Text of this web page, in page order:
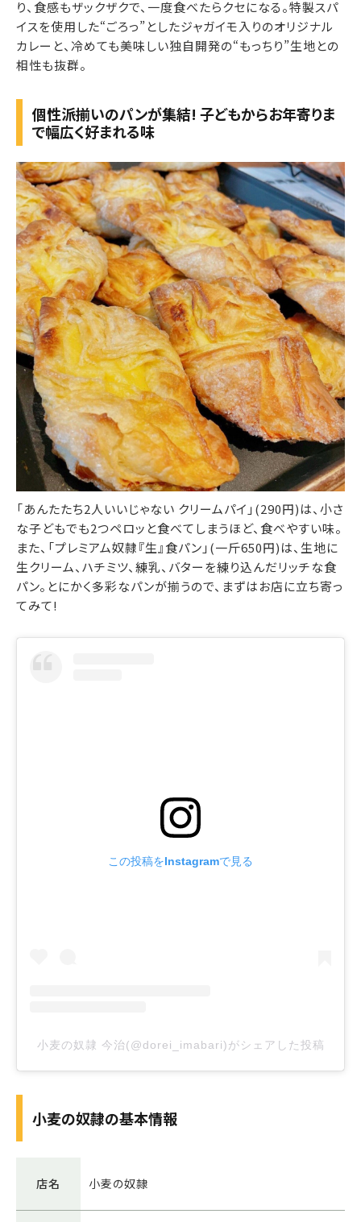
り、食感もザックザクで、一度食べたらクセになる。特製スパ
イスを使用した“ごろっ”としたジャガイモ入りのオリジナル
カレーと、冷めても美味しい独自開発の“もっちり”生地との
相性も抜群。
個性派揃いのパンが集結! 子どもからお年寄りま
で幅広く好まれる味
「あんたたち2人いいじゃない クリームパイ」(290円)は、小さ
な子どもでも2つペロッと食べてしまうほど、食べやすい味。
また、「プレミアム奴隷『生』食パン」(一斤650円)は、生地に
生クリーム、ハチミツ、練乳、バターを練り込んだリッチな食
パン。とにかく多彩なパンが揃うので、まずはお店に立ち寄っ
てみて!
この投稿をInstagramで見る
小麦の奴隷 今治(@dorei_imabari)がシェアした投稿
小麦の奴隷の基本情報
店名 小麦の奴隷